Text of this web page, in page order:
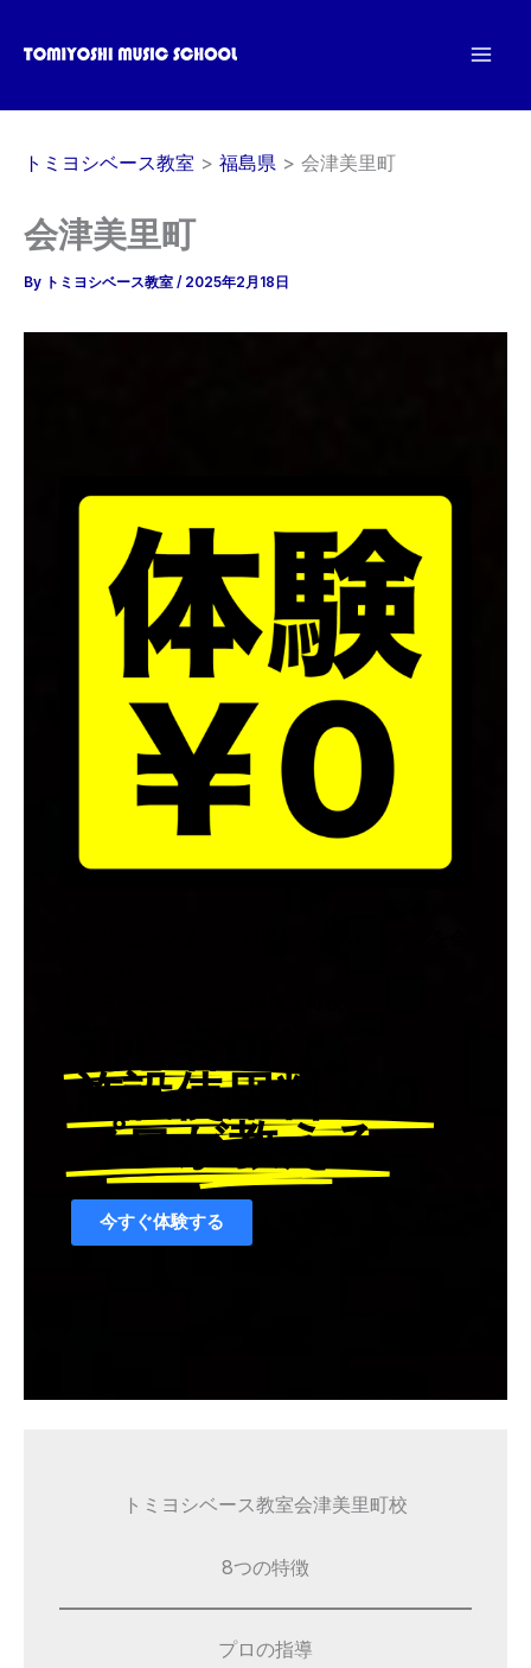
ス
トミヨシベース教室 福島県 会津美里町
会津美里町
By トミヨシベース教室 / 2025年2月18日
施設使用料￥０
プロが教える
今すぐ体験する
トミヨシベース教室会津美里町校
8つの特徴
プロの指導